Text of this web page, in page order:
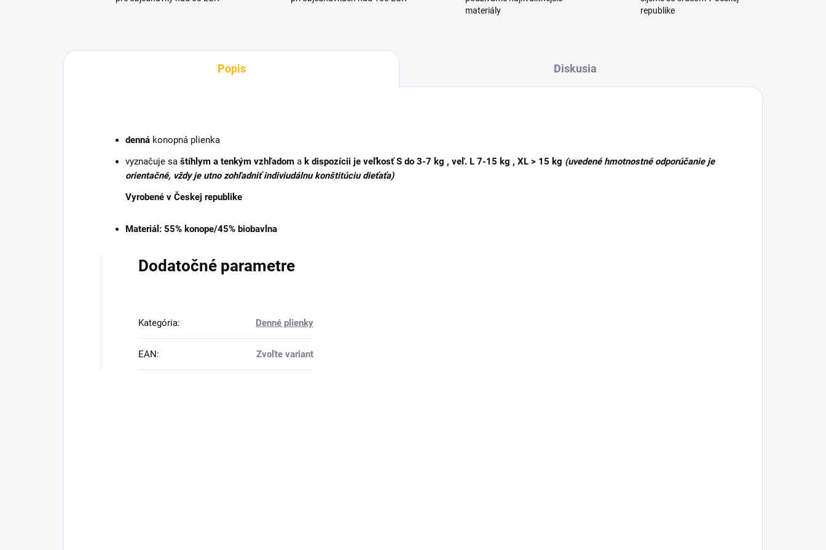
materiály
republike
Popis Diskusia
denná konopná plienka
vyznačuje sa štíhlym a tenkým vzhľadom a k dispozícii je veľkosťS do 3-7 kg , veľ. L 7-15 kg , XL > 15 kg (uvedené hmotnostné odporúčanie je
orientačné, vždy je utno zohľadniť indiviudálnu konštitúciu dieťaťa)
Vyrobené v Českej republike
Materiál : 55% konope/45% biobavlna
Dodatočné parametre
Kategória: Denné plienky
EAN: Zvoľte variant